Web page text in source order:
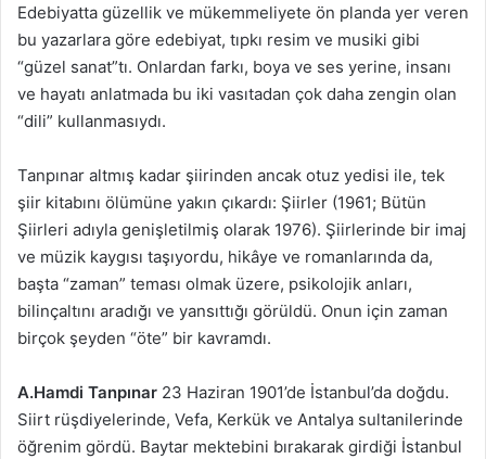
Edebiyatta güzellik ve mükemmeliyete ön planda yer veren
bu yazarlara göre edebiyat, tıpkı resim ve musiki gibi
“güzel sanat”tı. Onlardan farkı, boya ve ses yerine, insanı
ve hayatı anlatmada bu iki vasıtadan çok daha zengin olan
“dili” kullanmasıydı.
Tanpınar altmış kadar şiirinden ancak otuz yedisi ile, tek
şiir kitabını ölümüne yakın çıkardı: Şiirler (1961; Bütün
Şiirleri adıyla genişletilmiş olarak 1976). Şiirlerinde bir imaj
ve müzik kaygısı taşıyordu, hikâye ve romanlarında da,
başta “zaman” teması olmak üzere, psikolojik anları,
bilinçaltını aradığı ve yansıttığı görüldü. Onun için zaman
birçok şeyden “öte” bir kavramdı.
A.Hamdi Tanpınar 23 Haziran 1901’de İstanbul’da doğdu.
Siirt rüşdiyelerinde, Vefa, Kerkük ve Antalya sultanilerinde
öğrenim gördü. Baytar mektebini bırakarak girdiği İstanbul